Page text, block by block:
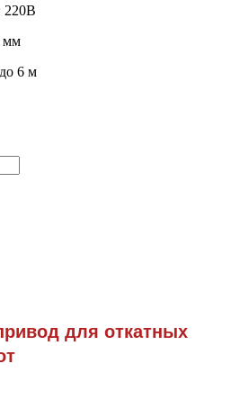
220В
мм
до 6 м
для откатных